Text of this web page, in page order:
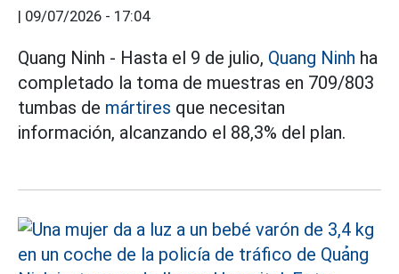
| 09/07/2026 - 17:04
Quang Ninh - Hasta el 9 de julio, Quang Ninh ha
completado la toma de muestras en 709/803
tumbas de mártires que necesitan
información, alcanzando el 88,3% del plan.